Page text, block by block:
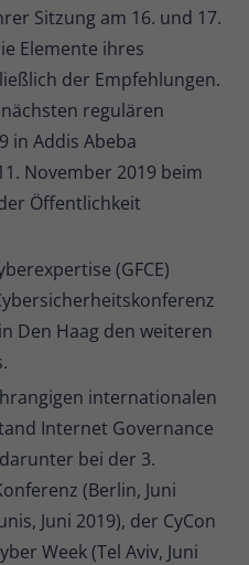
Sitzung am 16. und 17.
Elemente ihres
der Empfehlungen.
regulären
in Addis Abeba
November 2019 beim
Öffentlichkeit
(GFCE)
Den Haag den weiteren
internationalen
Internet Governance
bei der 3.
(Berlin, Juni
Juni 2019), der CyCon
Week (Tel Aviv, Juni